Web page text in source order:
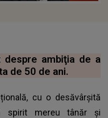
ambiţia de a
de 50 de ani.
cu o desăvârșită
spirit mereu tânăr și